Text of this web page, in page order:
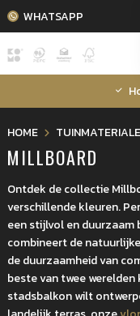
WHATSAPP
HOME
MILLBOARD
Ontdek de collectie
verschillende kleuren.
een stijlvol en
combineert de
de duurzaamheid van
beste van twee
stadsbalkon wilt